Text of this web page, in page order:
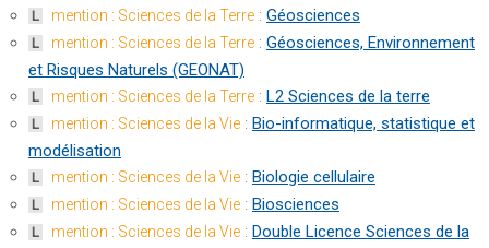
L mention : Sciences de la Terre : Géosciences
L mention : Sciences de la Terre : Géosciences, Environnement
et Risques Naturels (GEONAT)
L mention : Sciences de la Terre : L2 Sciences de la terre
L mention : Sciences de la Vie : Bio-informatique, statistique et
modélisation
L mention : Sciences de la Vie : Biologie cellulaire
L mention : Sciences de la Vie : Biosciences
L mention : Sciences de la Vie : Double Licence Sciences de la